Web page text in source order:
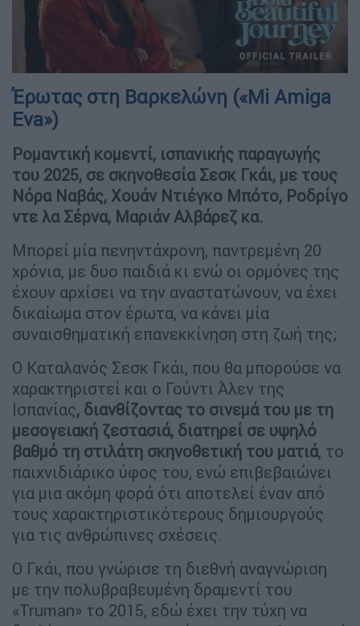
Έρωτας στη Βαρκελώνη («Mi Amiga
Eva»)
Ρομαντική κομεντί, ισπανικής παραγωγής
του 2025, σε σκηνοθεσία Σεσκ Γκάι, με τους
Νόρα Ναβάς, Χουάν Ντιέγκο Μπότο, Ροδρίγο
ντε λα Σέρνα, Μαριάν Αλβάρεζ κα.
Μπορεί μία πενηντάχρονη, παντρεμένη 20
χρόνια, με δυο παιδιά κι ενώ οι ορμόνες της
έχουν αρχίσει να την αναστατώνουν, να έχει
δικαίωμα στον έρωτα, να κάνει μία
συναισθηματική επανεκκίνηση στη ζωή της;
Ο Καταλανός Σεσκ Γκάι, που θα μπορούσε να
χαρακτηριστεί και ο Γούντι Άλεν της
Ισπανίας, διανθίζοντας το σινεμά του με τη
μεσογειακή ζεστασιά, διατηρεί σε υψηλό
βαθμό τη στιλάτη σκηνοθετική του ματιά, το
παιχνιδιάρικο ύφος του, ενώ επιβεβαιώνει
για μια ακόμη φορά ότι αποτελεί έναν από
τους χαρακτηριστικότερους δημιουργούς
για τις ανθρώπινες σχέσεις.
Ο Γκάι, που γνώρισε τη διεθνή αναγνώριση
με την πολυβραβευμένη δραμεντί του
«Truman» το 2015, εδώ έχει την τύχη να